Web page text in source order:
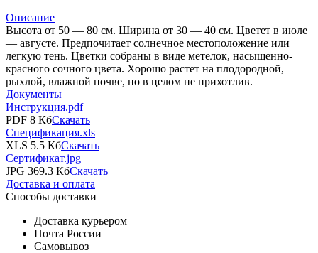
Описание
Высота от 50 — 80 см. Ширина от 30 — 40 см. Цветет в июле
— августе. Предпочитает солнечное местоположение или
легкую тень. Цветки собраны в виде метелок, насыщенно-
красного сочного цвета. Хорошо растет на плодородной,
рыхлой, влажной почве, но в целом не прихотлив.
Документы
Инструкция.pdf
PDF 8 КбСкачать
Спецификация.xls
XLS 5.5 КбСкачать
Сертификат.jpg
JPG 369.3 КбСкачать
Доставка и оплата
Способы доставки
Доставка курьером
Почта России
Самовывоз